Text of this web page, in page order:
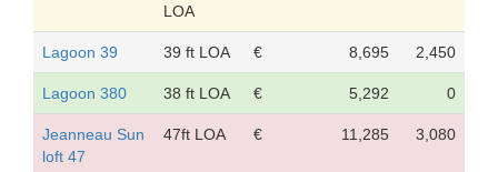
LOA
Lagoon 39 39 ft LOA € 8,695 2,450
Lagoon 380 38 ft LOA € 5,292 0
Jeanneau Sun
loft 47
47ft LOA € 11,285 3,080